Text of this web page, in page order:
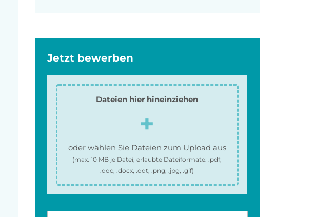
Jetzt bewerben
Dateien hier hineinziehen
oder wählen Sie Dateien zum Upload aus
(max.10 MB je Datei, erlaubte Dateiformate:.pdf,
.doc, .docx, .odt, .png, .jpg, .gif)